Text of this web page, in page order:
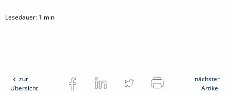
Lesedauer: 1 min
zur
Übersicht
nächster
Artikel